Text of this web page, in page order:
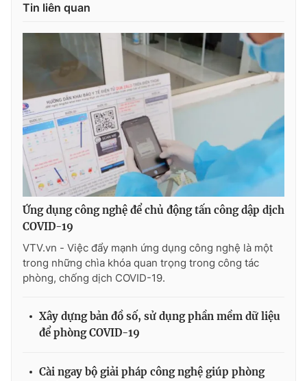
Tin liên quan
Ứng dụng công nghệ để chủ động tấn công dập dịch
COVID-19
VTV.vn - Việc đẩy mạnh ứng dụng công nghệ là một
trong những chìa khóa quan trọng trong công tác
phòng, chống dịch COVID-19.
Xây dựng bản đồ số, sử dụng phần mềm dữ liệu
để phòng COVID-19
Cài ngay bộ giải pháp công nghệ giúp phòng